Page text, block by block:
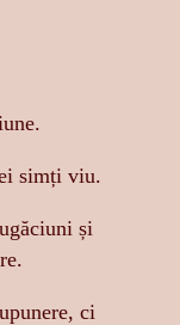
simți viu.
și
ci